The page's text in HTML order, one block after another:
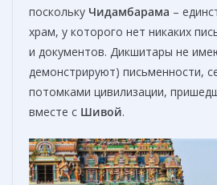
поскольку Чидамбарама –
храм, у которого нет никаких
и документов. Дикшитары не
демонстрируют) письменности,
потомками цивилизации,
вместе с Шивой.